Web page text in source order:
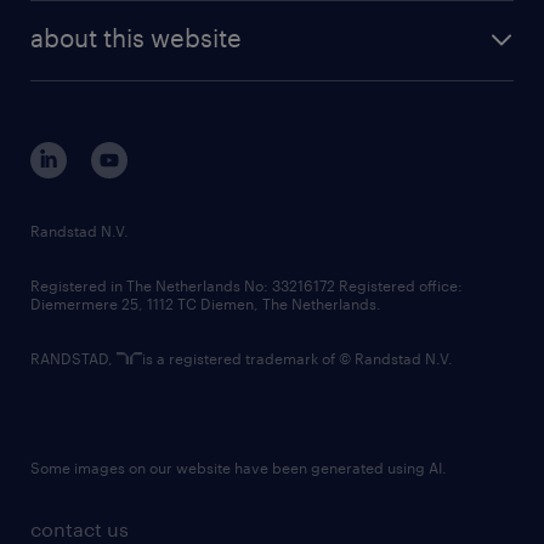
randstad digital
corporate governance
randstad innovation fund
country websites
about this website
contact us
Randstad N.V.
Registered in The Netherlands No: 33216172 Registered office:
Diemermere 25, 1112 TC Diemen, The Netherlands.
RANDSTAD, is a registered trademark of © Randstad N.V.
Some images on our website have been generated using AI.